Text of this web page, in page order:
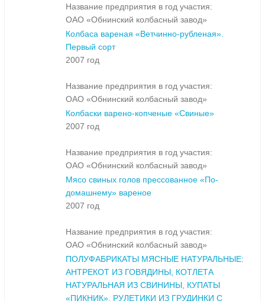
Название предприятия в год участия:
ОАО «Обнинский колбасный завод»
Колбаса вареная «Ветчинно-рубленая».
Первый сорт
2007 год
Название предприятия в год участия:
ОАО «Обнинский колбасный завод»
Колбаски варено-копченые «Свиные»
2007 год
Название предприятия в год участия:
ОАО «Обнинский колбасный завод»
Мясо свиных голов прессованное «По-
домашнему» вареное
2007 год
Название предприятия в год участия:
ОАО «Обнинский колбасный завод»
ПОЛУФАБРИКАТЫ МЯСНЫЕ НАТУРАЛЬНЫЕ:
АНТРЕКОТ ИЗ ГОВЯДИНЫ, КОТЛЕТА
НАТУРАЛЬНАЯ ИЗ СВИНИНЫ, КУПАТЫ
«ПИКНИК», РУЛЕТИКИ ИЗ ГРУДИНКИ С